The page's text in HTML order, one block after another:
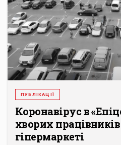
ПУБЛІКАЦІЇ
Коронавірус в
хворих
гіпермаркеті